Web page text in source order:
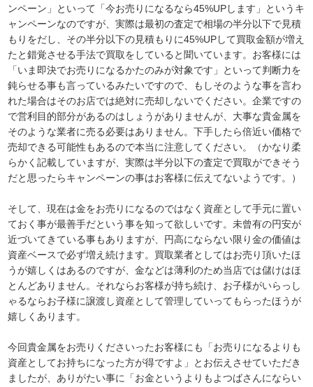
ンペーン」といって「今お売りになるなら45%UPします」というキ
ャンペーンなのですが、実際は最初の査定で相場の半分以下で見積
もりをだし、その半分以下の見積もりに45%UPして買取金額が増え
たと錯覚させる手法で買取をしていると聞いています。お客様には
「いま即決でお売りになるかたのみが対象です」といって判断力を
鈍らせる事も言っているみたいですので、もしそのような事を言わ
れた場合はそのお店では絶対に売却しないでください。企業ですの
で営利目的部分があるのはしょうがありませんが、大事な貴金属を
そのような業者に売る必要はありません。下手したら倍近い価格で
売却できる可能性もあるので本当に注意してください。（かなり柔
らかく記載していますが、実際は半分以下の査定で買取ができそう
だと思ったらキャンペーンの事はお客様に伝えてないようです。）
そして、現在は金をお売りになるのではなく資産として手元に置い
ておく事が最善手だという事を知って欲しいです。未曾有の円安が
近づいてきている事もありますが、円高にならない限り金の価値は
資産ベースで必ず増え続けます。買取業者としてはお売り頂いたほ
うが嬉しくはあるのですが、金などは薄利のため当店では儲けはほ
とんどありません。それならお客様が持ち続け、お子様がいらっし
ゃるならお子様に譲渡し資産として管理していってもらったほうが
嬉しくあります。
今回貴金属をお売りくださいったお客様にも「お売りになるよりも
資産としてお持ちになった方が得ですよ」とお伝えさせていただき
ましたが、ありがたい事に「お金というよりもよつばさんにならい